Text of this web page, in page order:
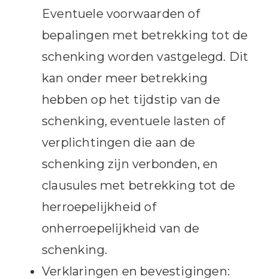
Eventuele voorwaarden of
bepalingen met betrekking tot de
schenking worden vastgelegd. Dit
kan onder meer betrekking
hebben op het tijdstip van de
schenking, eventuele lasten of
verplichtingen die aan de
schenking zijn verbonden, en
clausules met betrekking tot de
herroepelijkheid of
onherroepelijkheid van de
schenking.
Verklaringen en bevestigingen: